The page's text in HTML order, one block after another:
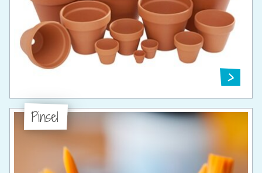
Pinsel